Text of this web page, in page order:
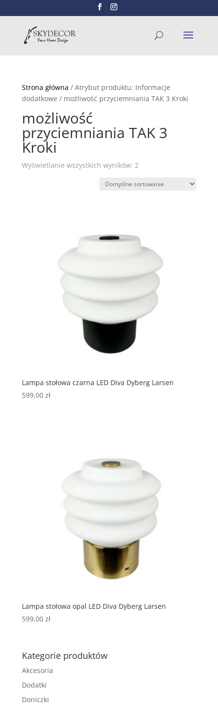
Strona główna / Atrybut produktu: Informacje
dodatkowe / możliwość przyciemniania TAK 3 Kroki
możliwość
przyciemniania TAK 3
Kroki
Wyświetlanie wszystkich wyników: 2
Lampa stołowa czarna LED Diva Dyberg Larsen
599,00 zł
Lampa stołowa opal LED Diva Dyberg Larsen
599,00 zł
Kategorie produktów
Akcesoria
Dodatki
Doniczki